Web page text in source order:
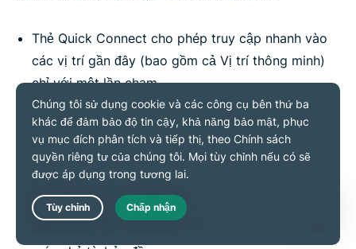
Thẻ Quick Connect cho phép truy cập nhanh vào
các vị trí gần đây (bao gồm cả Vị trí thông minh)
chỉ với một lần chạm
Thẻ khu vực để xem và thay đổi máy chủ hiện tại
Thẻ Time-Protected hiển thị thời lượng kết nối và
giao thức
Bản đồ vị trí máy chủ trực quan với các điểm đánh
dấu thông minh và chú thích công cụ